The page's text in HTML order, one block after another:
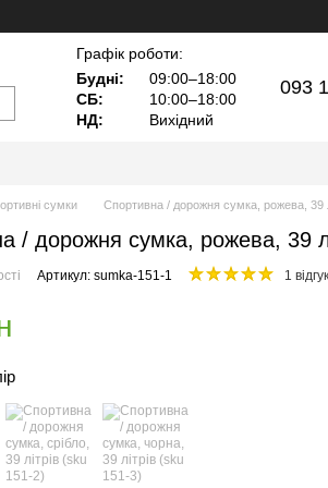
Графік роботи:
Будні:
09:00–18:00
СБ:
10:00–18:00
НД:
Вихідний
093
сумки Спортивна / дорожня сумка, рожева, 39
/ дорожня сумка, рожева, 39
Артикул: sumka-151-1 1 відгук